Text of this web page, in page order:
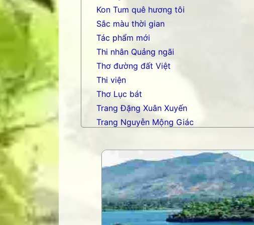
Kon Tum quê hương tôi
Sắc màu thời gian
Tác phẩm mới
Thi nhân Quảng ngãi
Thơ đường đất Việt
Thi viện
Thơ Lục bát
Trang Đặng Xuân Xuyến
Trang Nguyễn Mộng Giác
Trang Phạm Duy
Trang thơ Hoàng Nguyên Chương
Trang thơ Thụy Du
Trang thơ+ Luân Hoán
Trang VHNT Thanh niên
Truyện.com